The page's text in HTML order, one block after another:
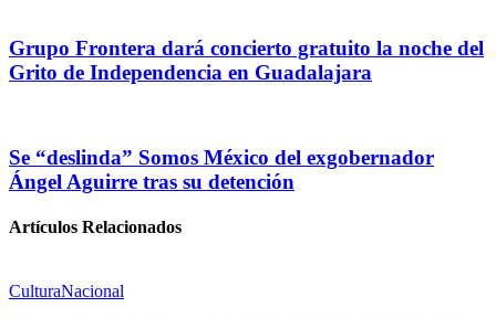
Grupo Frontera dará concierto gratuito la noche del
Grito de Independencia en Guadalajara
Se “deslinda” Somos México del exgobernador
Ángel Aguirre tras su detención
Artículos Relacionados
CulturaNacional